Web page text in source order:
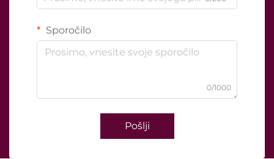
Sporočilo
0/1000
Pošlji